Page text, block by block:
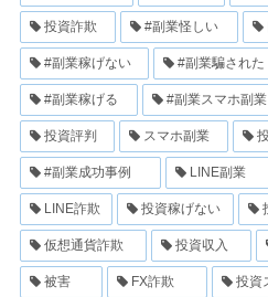
投資詐欺 #副業怪しい
#副業稼げない #副業騙された
#副業稼げる #副業スマホ副業
投資評判 スマホ副業
#副業成功事例 LINE副業
LINE詐欺 投資稼げない
仮想通貨詐欺 投資収入
被害 FX詐欺 投資